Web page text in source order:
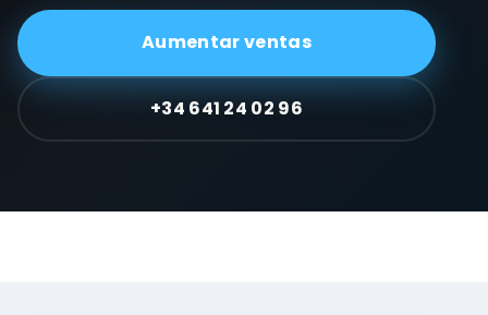
Aumentar ventas
+34 641 24 02 96